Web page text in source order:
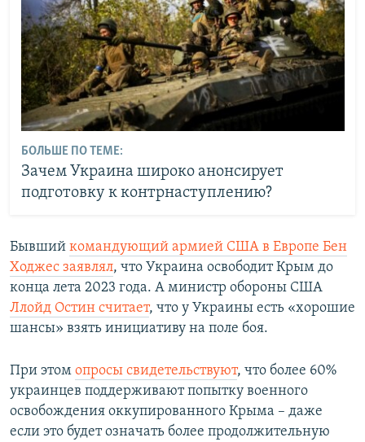
БОЛЬШЕ ПО ТЕМЕ:
Зачем Украина широко анонсирует
подготовку к контрнаступлению?
Бывший командующий армией США в Европе Бен
Ходжес заявлял, что Украина освободит Крым до
конца лета 2023 года. А министр обороны США
Ллойд Остин считает, что у Украины есть «хорошие
шансы» взять инициативу на поле боя.
При этом опросы свидетельствуют, что более 60%
украинцев поддерживают попытку военного
освобождения оккупированного Крыма – даже
если это будет означать более продолжительную